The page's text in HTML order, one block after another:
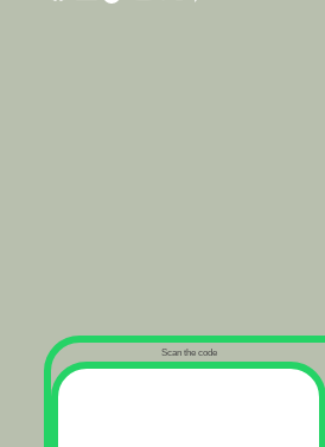
Scan the code